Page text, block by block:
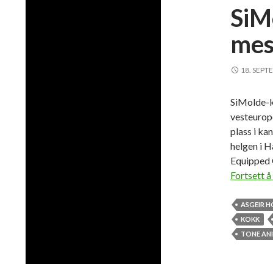
18.
SiMolde-
plass i
helgen i
Equipped
Fortsett å
ASGEIR
KOKK
TONE